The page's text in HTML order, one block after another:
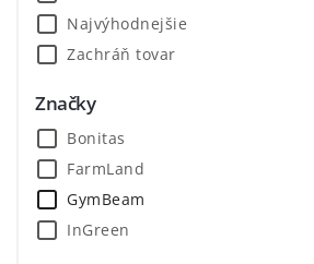
Najvýhodnejšie
Zachráň tovar
Značky
Bonitas
FarmLand
GymBeam
InGreen